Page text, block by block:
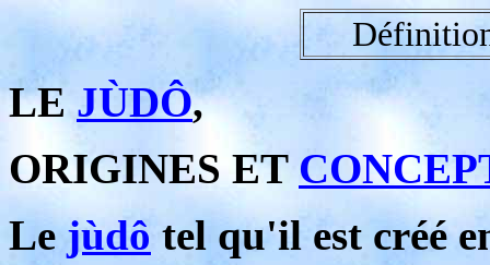
LE JÙDÔ,
ORIGINES ET
Lejùdô tel qu'il est créé